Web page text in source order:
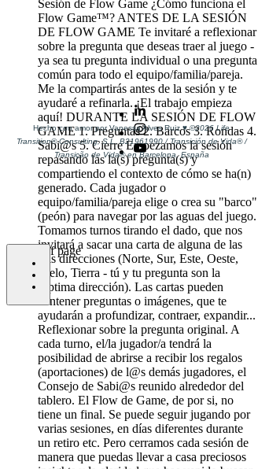
Hecho con amor por Vanessa Alves Ruiz ♥️©2026 Life
Transition®Consulting, S.L. B21961990/ Transición de Vida® /
Transição de Vida®en Barcelona, España
bottom of page